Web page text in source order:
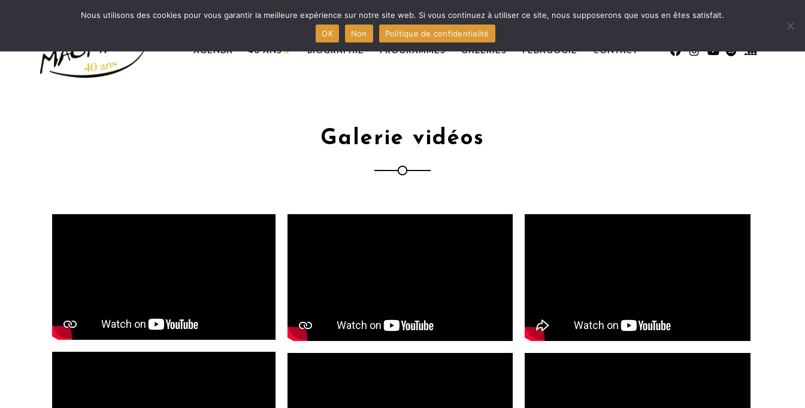
AGENDA 40 ANS BIOGRAPHIE PROGRAMMES GALERIES PÉDAGOGIE CONTACT
Galerie vidéos
Nous utilisons des cookies pour vous garantir la meilleure expérience sur notre site web. Si vous continuez à utiliser ce site, nous supposerons que vous en êtes satisfait.
OK
Non Politique de confidentialité